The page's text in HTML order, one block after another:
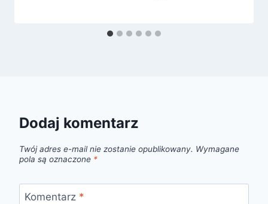
Dodaj komentarz
Twój adres e-mail nie zostanie opublikowany. Wymagane
pola są oznaczone *
Komentarz *